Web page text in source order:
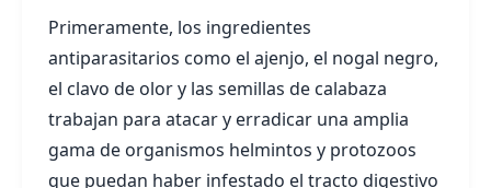
Primeramente, los ingredientes
antiparasitarios como el ajenjo, el nogal negro,
el clavo de olor y las semillas de calabaza
trabajan para atacar y erradicar una amplia
gama de organismos helmintos y protozoos
que puedan haber infestado el tracto digestivo